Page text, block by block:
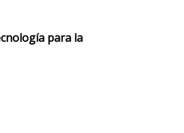
para la